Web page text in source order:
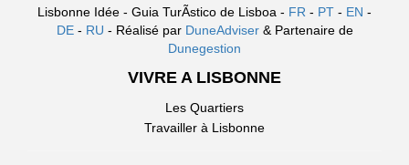
Lisbonne Idée - Guia TurÃ­stico de Lisboa - FR - PT - EN -
DE- RU - Réalisé par DuneAdviser & Partenaire de
Dunegestion
VIVRE A LISBONNE
Les Quartiers
Travailler à Lisbonne